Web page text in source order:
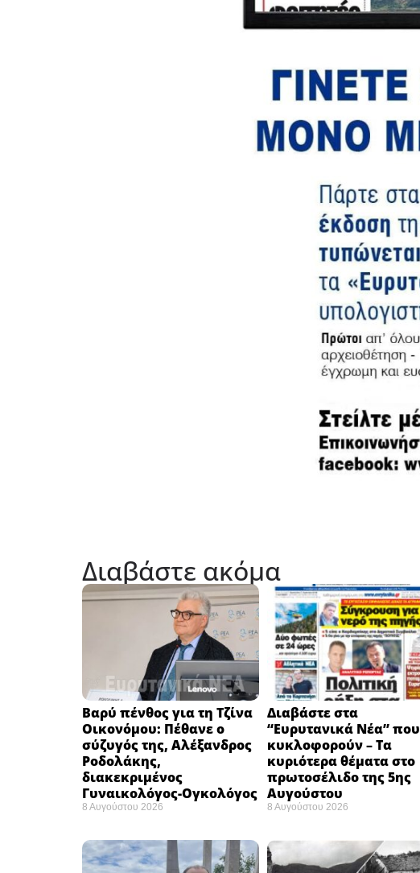
Διαβάστε ακόμα
Βαρύ πένθος για τη Τζίνα
Οικονόμου: Πέθανε ο
σύζυγός της, Αλέξανδρος
Ροδολάκης,
διακεκριμένος
Γυναικολόγος-Ογκολόγος
8 Αυγούστου 2026
Διαβάστε στα
“Ευρυτανικά Νέα” που
κυκλοφορούν – Τα
κυριότερα θέματα στο
πρωτοσέλιδο της 5ης
Αυγούστου
8 Αυγούστου 2026